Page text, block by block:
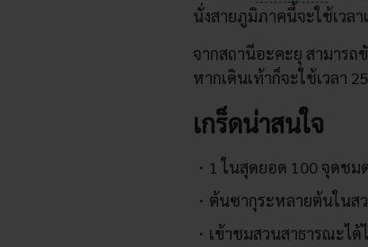
นั่งสายภูมิภาคนี้จะใช้เวล
จากสถานีอะคะยุ สามารถ
หากเดินเท้าก็จะใช้เวลา
เกร็ดน่าสนใจ
1 ในสุดยอด 100 จุดชม
ต้นซากุระหลายต้นในส
เข้าชมสวนสาธารณะได้